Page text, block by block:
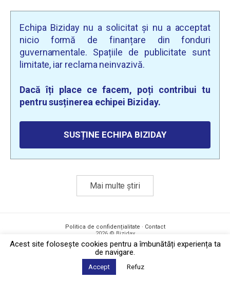
Echipa Biziday nu a solicitat și nu a acceptat
nicio formă de finanțare din fonduri
guvernamentale. Spațiile de publicitate sunt
limitate, iar reclama neinvazivă.
Dacă îți place ce facem, poți contribui tu
pentru susținerea echipei Biziday.
SUSȚINE ECHIPA BIZIDAY
Mai multe știri
Politica de confidențialitate · Contact
2026 © Biziday
Acest site foloseşte cookies pentru a îmbunătăți experiența ta
de navigare.
Accept Refuz